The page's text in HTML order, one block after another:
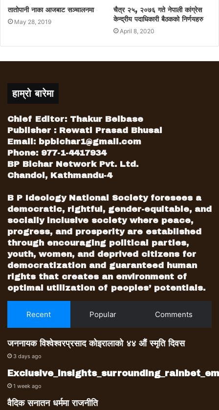
तातोपानी नाका आजबाट सञ्चालनमा
May 28, 2019
चैत्र २५, २०७६ गते नेपाली कांग्रेस
केन्द्रीय पदाधिकारी बैठकको निर्णयहरु
April 8, 2020
हाम्रो बारेमा
Chief Editor: Thakur Belbase
Publisher : Rewati Prasad Bhusal
Email: bpbichar1@gmail.com
Phone: 977-1-4417934
BP Bichar Network Pvt. Ltd.
Chandol, Kathmandu-4
B P Ideology National Society foresees a
democratic, rightful, gender-equitable, and
socially inclusive society where peace,
progress, and prosperity are established
through encouraging political parties,
youth, women, and deprived citizens for
democratization and guaranteed human
rights that creates an environment of
optimal utilization of peoples’ potentials.
Recent Popular Comments
जननायक विश्वेश्वरप्रसाद कोइरालाको ४४ औं स्मृति दिवस
3 days ago
1 week ago
वैदिक सनातन धर्ममा राजनीति